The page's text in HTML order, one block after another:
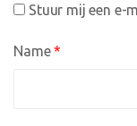
Name*
Stuur mij een e-